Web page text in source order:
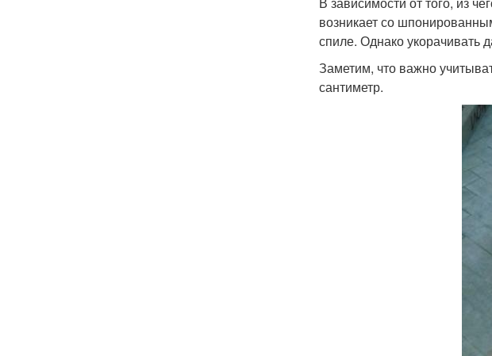
возникает со
спиле. Однако укорачивать
Заметим, что важно
сантиметр.